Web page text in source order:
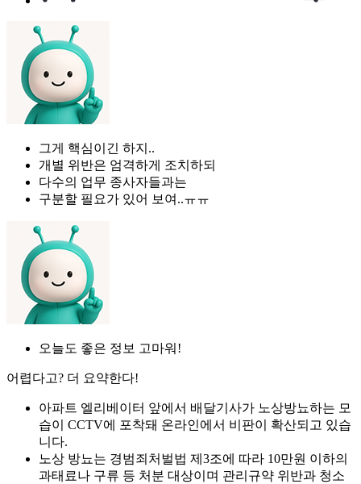
그게 핵심이긴 하지..
개별 위반은 엄격하게 조치하되
다수의 업무 종사자들과는
구분할 필요가 있어 보여..ㅠㅠ
오늘도 좋은 정보 고마워!
어렵다고? 더 요약한다!
아파트 엘리베이터 앞에서 배달기사가 노상방뇨하는 모
습이 CCTV에 포착돼 온라인에서 비판이 확산되고 있습
니다.
노상 방뇨는 경범죄처벌법 제3조에 따라 10만원 이하의
과태료나 구류 등 처분 대상이며 관리규약 위반과 청소